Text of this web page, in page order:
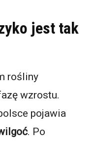
jest tak
rośliny
wzrostu.
pojawia
. Po